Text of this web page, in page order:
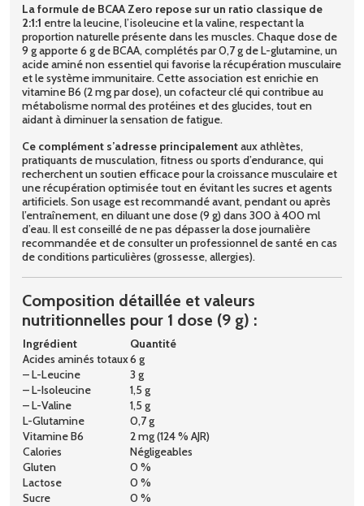
La formule de BCAA Zero repose sur un ratio classique de
2:1:1 entre la leucine, l’isoleucine et la valine, respectant la
proportion naturelle présente dans les muscles. Chaque dose de
9 g apporte 6 g de BCAA, complétés par 0,7 g de L-glutamine, un
acide aminé non essentiel qui favorise la récupération musculaire
et le système immunitaire. Cette association est enrichie en
vitamine B6 (2 mg par dose), un cofacteur clé qui contribue au
métabolisme normal des protéines et des glucides, tout en
aidant à diminuer la sensation de fatigue.
Ce complément s’adresse principalementaux athlètes,
pratiquants de musculation, fitness ou sports d’endurance, qui
recherchent un soutien efficace pour la croissance musculaire et
une récupération optimisée tout en évitant les sucres et agents
artificiels. Son usage est recommandé avant, pendant ou après
l’entraînement, en diluant une dose (9 g) dans 300 à 400 ml
d’eau. Il est conseillé de ne pas dépasser la dose journalière
recommandée et de consulter un professionnel de santé en cas
de conditions particulières (grossesse, allergies).
Composition détaillée et valeurs
nutritionnelles pour 1 dose (9 g) :
Ingrédient
Quantité
Acides aminés totaux6 g
– L-Leucine
3 g
– L-Isoleucine
1,5 g
– L-Valine
1,5 g
L-Glutamine
0,7 g
Vitamine B6
2 mg (124 % AJR)
Calories
Négligeables
Gluten
0 %
Lactose
0 %
Sucre
0 %